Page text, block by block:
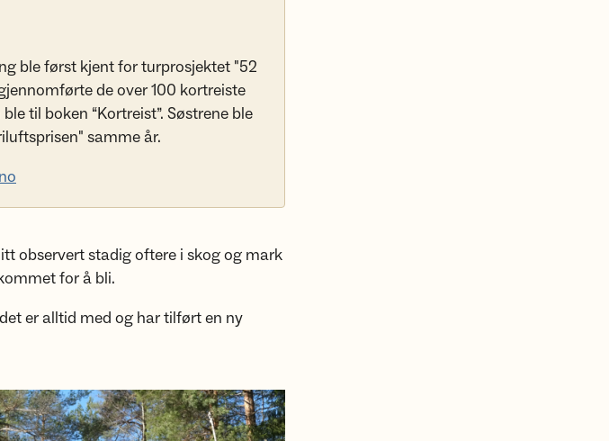
ble først kjent for turprosjektet "52
de over 100 kortreiste
til boken “Kortreist”. Søstrene ble
samme år.
observert stadig oftere i skog og mark
for å bli.
er alltid med og har tilført en ny